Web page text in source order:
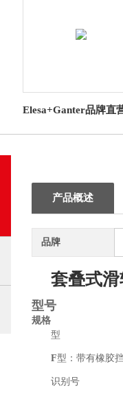
Elesa+Ganter品牌直
兰 用于控制旋钮
产品概述
品牌
套叠式
型号
规格
型
F型：带有橡胶
识别号